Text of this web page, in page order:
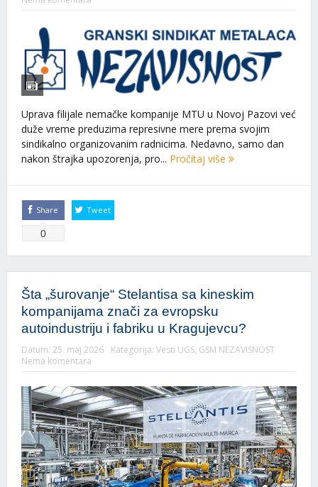
Uprava filijale nemačke kompanije MTU u Novoj Pazovi već
duže vreme preduzima represivne mere prema svojim
sindikalno organizovanim radnicima. Nedavno, samo dan
nakon štrajka upozorenja, pro... Pročitaj više
Share
0
Tweet
Šta „šurovanje“ Stelantisa sa kineskim
kompanijama znači za evropsku
autoindustriju i fabriku u Kragujevcu?
Datum: 25. maj 2026 Kategorija: Vesti UGS, GSM NEZAVISNOST
Nema komentara